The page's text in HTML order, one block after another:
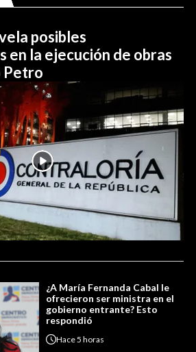
posibles
en la ejecución de obras
Petro
¿A María Fernanda Cabal le
ofrecieron ser ministra en el
gobierno entrante? Esto
respondió
Hace5 horas